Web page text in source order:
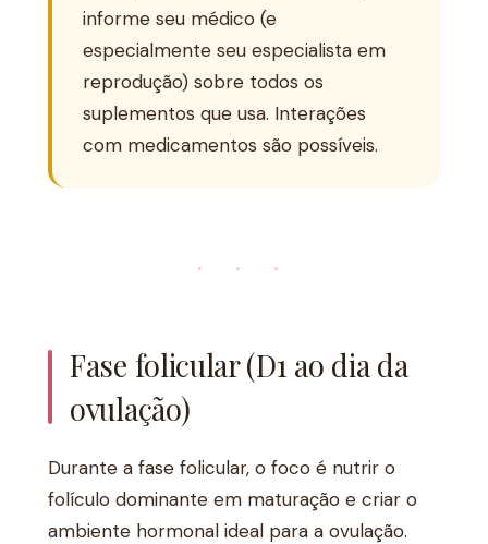
informe seu médico (e
especialmente seu especialista em
reprodução) sobre todos os
suplementos que usa. Interações
com medicamentos são possíveis.
· · ·
Fase folicular (D1 ao dia da
ovulação)
Durante a fase folicular, o foco é nutrir o
folículo dominante em maturação e criar o
ambiente hormonal ideal para a ovulação.